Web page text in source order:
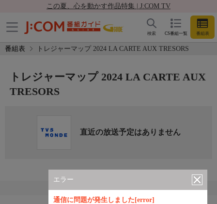
この夏、心を動かす作品特集 | J:COM TV
CS番組一覧 番組表
検索
番組表 トレジャーマップ 2024 LA CARTE AUX TRESORS
エラー
通信に問題が発生しました[error]
トレジャーマップ 2024 LA CARTE AUX
TRESORS
直近の放送予定はありません